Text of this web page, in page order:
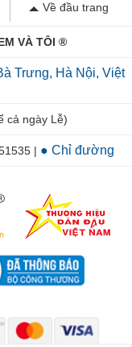
Về đầu trang
VÀ TÔI ®
Trưng, Hà Nội, Việt
cả ngày Lễ)
| ● Chỉ đường